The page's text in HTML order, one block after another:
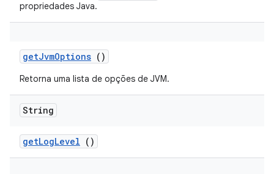
propriedades Java.
getJvmOptions ()
Retorna uma lista de opções de JVM.
String
getLogLevel ()